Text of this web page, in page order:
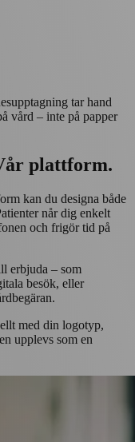
tar hand
vård – inte på papper
plattform.
kan du designa både
når dig enkelt
och frigör tid på
erbjuda – som
besök, eller
med din logotyp,
upplevs som en